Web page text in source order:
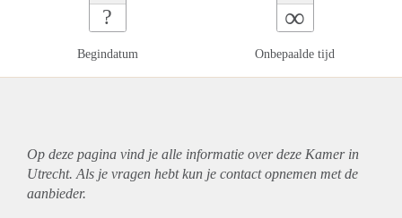
?
Begindatum
∞
Onbepaalde tijd
Op deze pagina vind je alle informatie over deze Kamer in
Utrecht. Als je vragen hebt kun je contact opnemen met de
aanbieder.